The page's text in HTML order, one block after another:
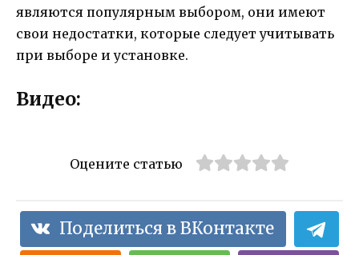
являются популярным выбором, они имеют
свои недостатки, которые следует учитывать
при выборе и установке.
Видео:
Оцените статью
Поделиться в ВКонтакте